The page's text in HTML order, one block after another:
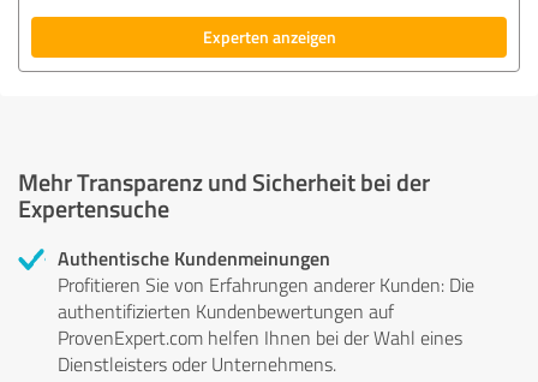
Experten anzeigen
Mehr Transparenz und Sicherheit bei der
Expertensuche
Authentische Kundenmeinungen
Profitieren Sie von Erfahrungen anderer Kunden: Die
authentifizierten Kundenbewertungen auf
ProvenExpert.com helfen Ihnen bei der Wahl eines
Dienstleisters oder Unternehmens.